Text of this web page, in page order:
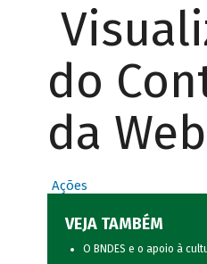
do
da Web
Ações
VEJA TAMBÉM
O BNDES e o apoio à